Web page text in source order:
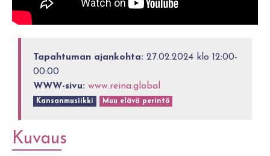
Tapahtuman ajankohta: 27.02.2024 klo 12:00-
00:00
WWW-sivu: www.reina.global
Kansanmusiikki Muu elävä perintö
Kuvaus